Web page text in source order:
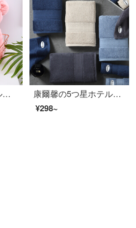
三ツ星サンゴタオルバスタオルセット熊の形タオルサンゴの羽が柔らかくて、水を吸い込みます。ピンクサンゴの绒の小熊のセットタオル（1タオル1バスタオル）
康爾馨の5つ星ホテルのタオルの純綿は顔を洗ってタオルの全綿の大人を吸い込んで厚いティッシュの紳士のほこりの75*34 cmの150 gをプラスします。
¥298~